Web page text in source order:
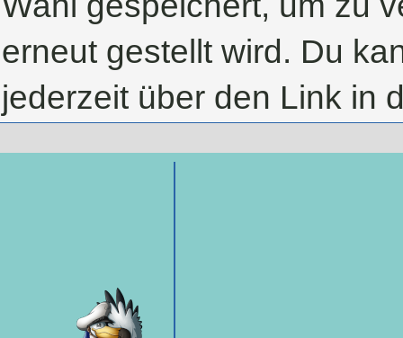
erneut gestellt wird. Du
jederzeit über den Link in